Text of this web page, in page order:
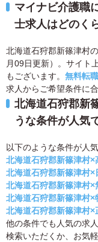
マイナビ介護職
士求人はどのく
北海道石狩郡新篠津村
月09日更新）。サイト
もございます。 無料転
求人からご希望条件に
北海道石狩郡新
うな条件が人気
以下のような条件が人気
北海道石狩郡新篠津村×
北海道石狩郡新篠津村×
北海道石狩郡新篠津村×
北海道石狩郡新篠津村×
北海道石狩郡新篠津村×
他の条件でも人気の求
検索いただくか、お気